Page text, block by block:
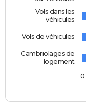
Vols dans les
véhicules
Vols de véhicules
Cambriolages de
logement
0